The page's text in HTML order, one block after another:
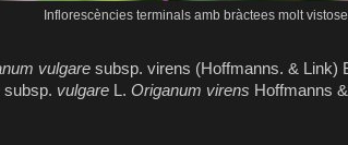
Inflorescències terminals amb bràctees molt
vulgare subsp. virens (Hoffmanns. & Link)
subsp. vulgare L. Origanum virens Hoffmanns